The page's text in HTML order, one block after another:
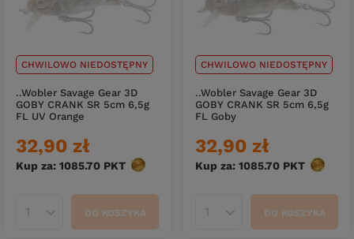
CHWILOWO NIEDOSTĘPNY
..Wobler Savage Gear 3D
GOBY CRANK SR 5cm 6,5g
FL UV Orange
32,90 zł
Kup za: 1085.70 PKT punktów
Ilość produktówDO KOSZYKA
CHWILOWO NIEDOSTĘPNY
..Wobler Savage Gear 3D
GOBY CRANK SR 5cm 6,5g
FL Goby
32,90 zł
Kup za: 1085.70 PKT punktów
Ilość produktówDO KOSZYKA